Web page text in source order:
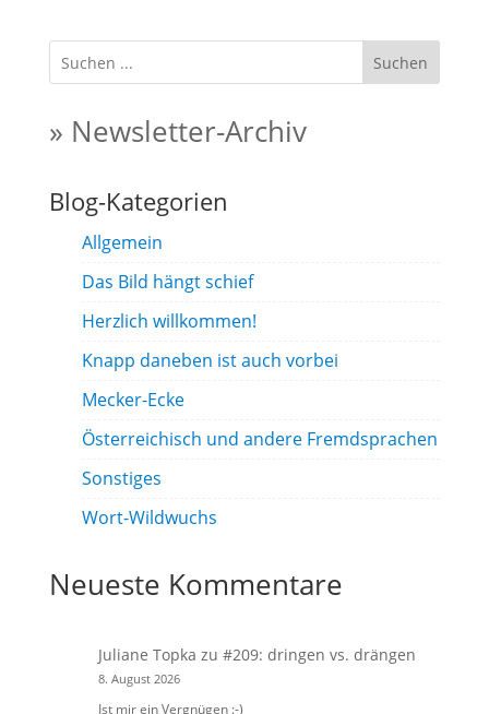
Suchen
» Newsletter-Archiv
Blog-Kategorien
Allgemein
Das Bild hängt schief
Herzlich willkommen!
Knapp daneben ist auch vorbei
Mecker-Ecke
Österreichisch und andere Fremdsprachen
Sonstiges
Wort-Wildwuchs
Neueste Kommentare
Juliane Topka zu#209: dringen vs. drängen
8. August 2026
Ist mir ein Vergnügen :-)